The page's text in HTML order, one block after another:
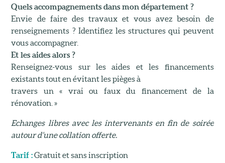
Quels accompagnements dans mon département ?
Envie de faire des travaux et vous avez besoin de
renseignements ? Identifiez les structures qui peuvent
vous accompagner.
Et les aides alors ?
Renseignez-vous sur les aides et les financements
existants tout en évitant les pièges à
travers un « vrai ou faux du financement de la
rénovation. »
Echanges libres avec les intervenants en fin de soirée
autour d’une collation offerte.
Tarif :Gratuit et sans inscription